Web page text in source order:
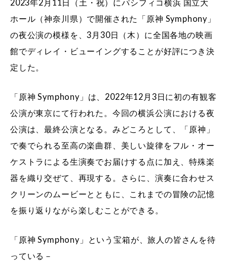
2023年2月11日（土・祝）にパシフィコ横浜 国立大
ホール（神奈川県）で開催された「原神 Symphony」
の夜公演の模様を、3月30日（木）に全国各地の映画
館でディレイ・ビューイングすることが好評につき決
定した。
「原神 Symphony」は、2022年12月3日に初の有観客
公演が東京にて行われた。今回の横浜公演における夜
公演は、最終公演となる。みどころとして、「原神」
で奏でられる至高の楽曲群、美しい旋律をフル・オー
ケストラによる生演奏でお届けする点に加え、特殊楽
器を織り交ぜて、再現する。さらに、演奏に合わせス
クリーンのムービーとともに、これまでの冒険の記憶
を振り返りながら楽しむことができる。
「原神 Symphony」という宝箱が、旅人の皆さんを待
っている－